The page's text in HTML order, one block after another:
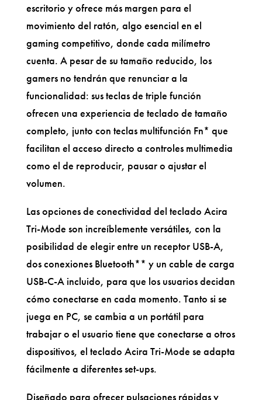
escritorio y ofrece más margen para el
movimiento del ratón, algo esencial en el
gaming competitivo, donde cada milímetro
cuenta. A pesar de su tamaño reducido, los
gamers no tendrán que renunciar a la
funcionalidad: sus teclas de triple función
ofrecen una experiencia de teclado de tamaño
completo, junto con teclas multifunción Fn* que
facilitan el acceso directo a controles multimedia
como el de reproducir, pausar o ajustar el
volumen.
Las opciones de conectividad del teclado Acira
Tri-Mode son increíblemente versátiles, con la
posibilidad de elegir entre un receptor USB-A,
dos conexiones Bluetooth** y un cable de carga
USB-C-A incluido, para que los usuarios decidan
cómo conectarse en cada momento. Tanto si se
juega en PC, se cambia a un portátil para
trabajar o el usuario tiene que conectarse a otros
dispositivos, el teclado Acira Tri-Mode se adapta
fácilmente a diferentes set-ups.
Diseñado para ofrecer pulsaciones rápidas y